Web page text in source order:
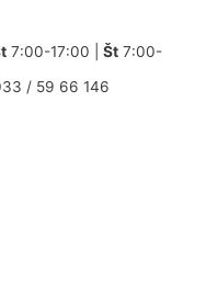
7:00-17:00 | Št 7:00-
/ 59 66 146